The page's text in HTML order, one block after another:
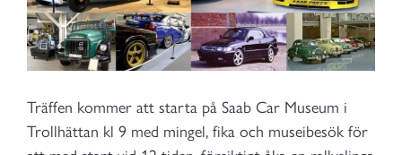
Träffen kommer att starta på Saab Car Museum i
Trollhättan kl 9 med mingel, fika och museibesök för